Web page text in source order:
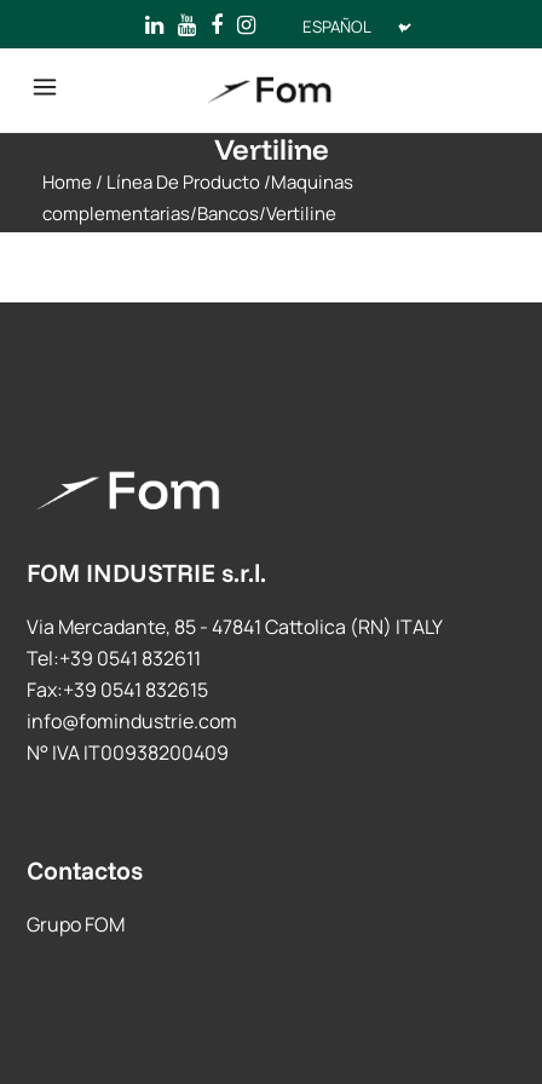
Elegir
un
idioma
Vertiline
Home / Línea De Producto/Maquinas
complementarias/Bancos/Vertiline
FOM INDUSTRIE s.r.l.
Via Mercadante, 85 - 47841 Cattolica (RN) ITALY
Tel:+39 0541 832611
Fax:+39 0541 832615
info@fomindustrie.com
N° IVA IT00938200409
Contactos
Grupo FOM